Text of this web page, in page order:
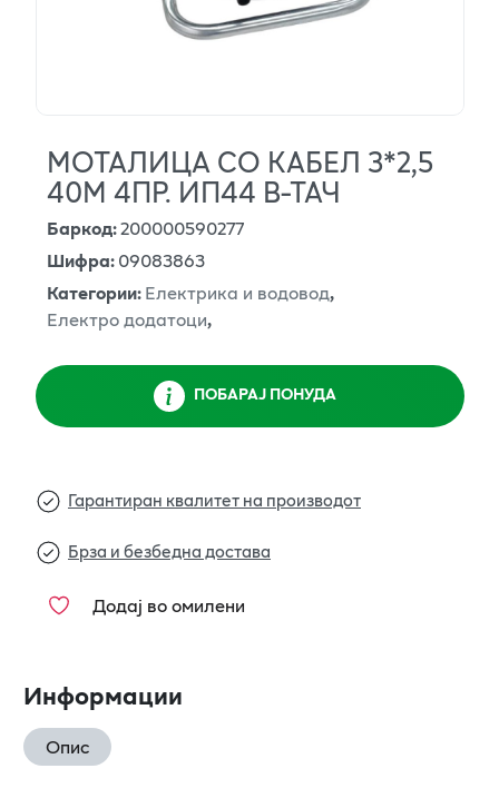
МОТАЛИЦА СО КАБЕЛ 3*2,5
40М 4ПР. ИП44 В-ТАЧ
Баркод:200000590277
Шифра:09083863
Категории:Електрика и водовод,
Електро додатоци,
ПОБАРАЈ ПОНУДА
Гарантиран квалитет на производот
Брза и безбедна достава
Додај во омилени
Информации
Опис